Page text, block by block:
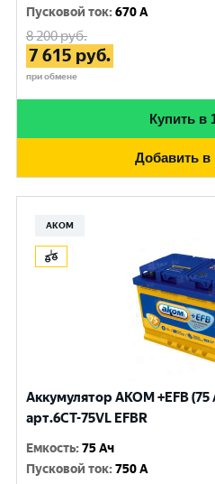
Пусковой ток:670 A
8 200руб.
7 615 руб.
при обмене
Купить в
Добавить в
АКОМ
Аккумулятор AKOM +EFB
арт.6СТ-75VL EFBR
Емкость:75 Ач
Пусковой ток:750 A